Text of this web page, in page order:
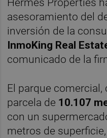
asesoramiento del
inversión de la
InmoKing Real
comunicado de la
El parque
parcela de 10.107
con un
metros de